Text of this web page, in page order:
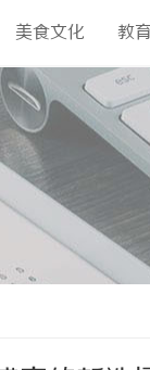
美食文化 教